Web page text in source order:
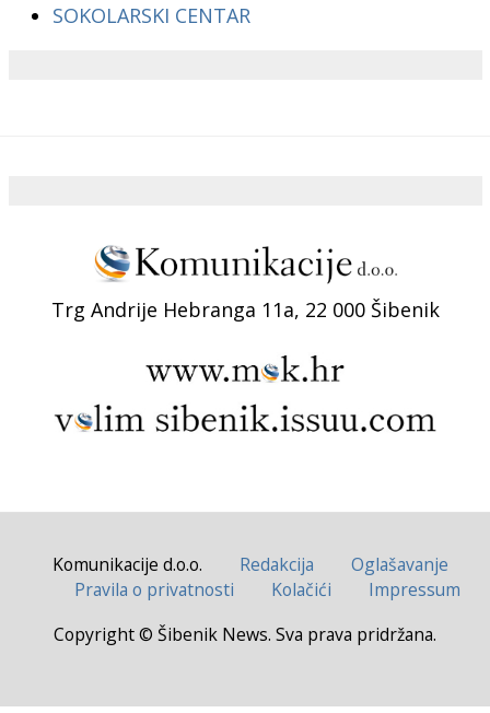
SOKOLARSKI CENTAR
Trg Andrije Hebranga 11a, 22 000 Šibenik
Komunikacije d.o.o. Redakcija
Oglašavanje
Pravila o privatnosti
Kolačići
Impressum
Copyright © Šibenik News. Sva prava pridržana.